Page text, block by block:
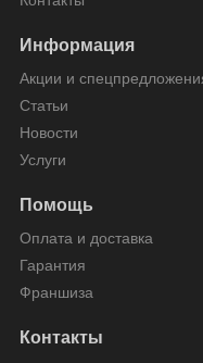
Информация
Акции и
Статьи
Новости
Услуги
Помощь
Оплата и доставка
Гарантия
Франшиза
Контакты